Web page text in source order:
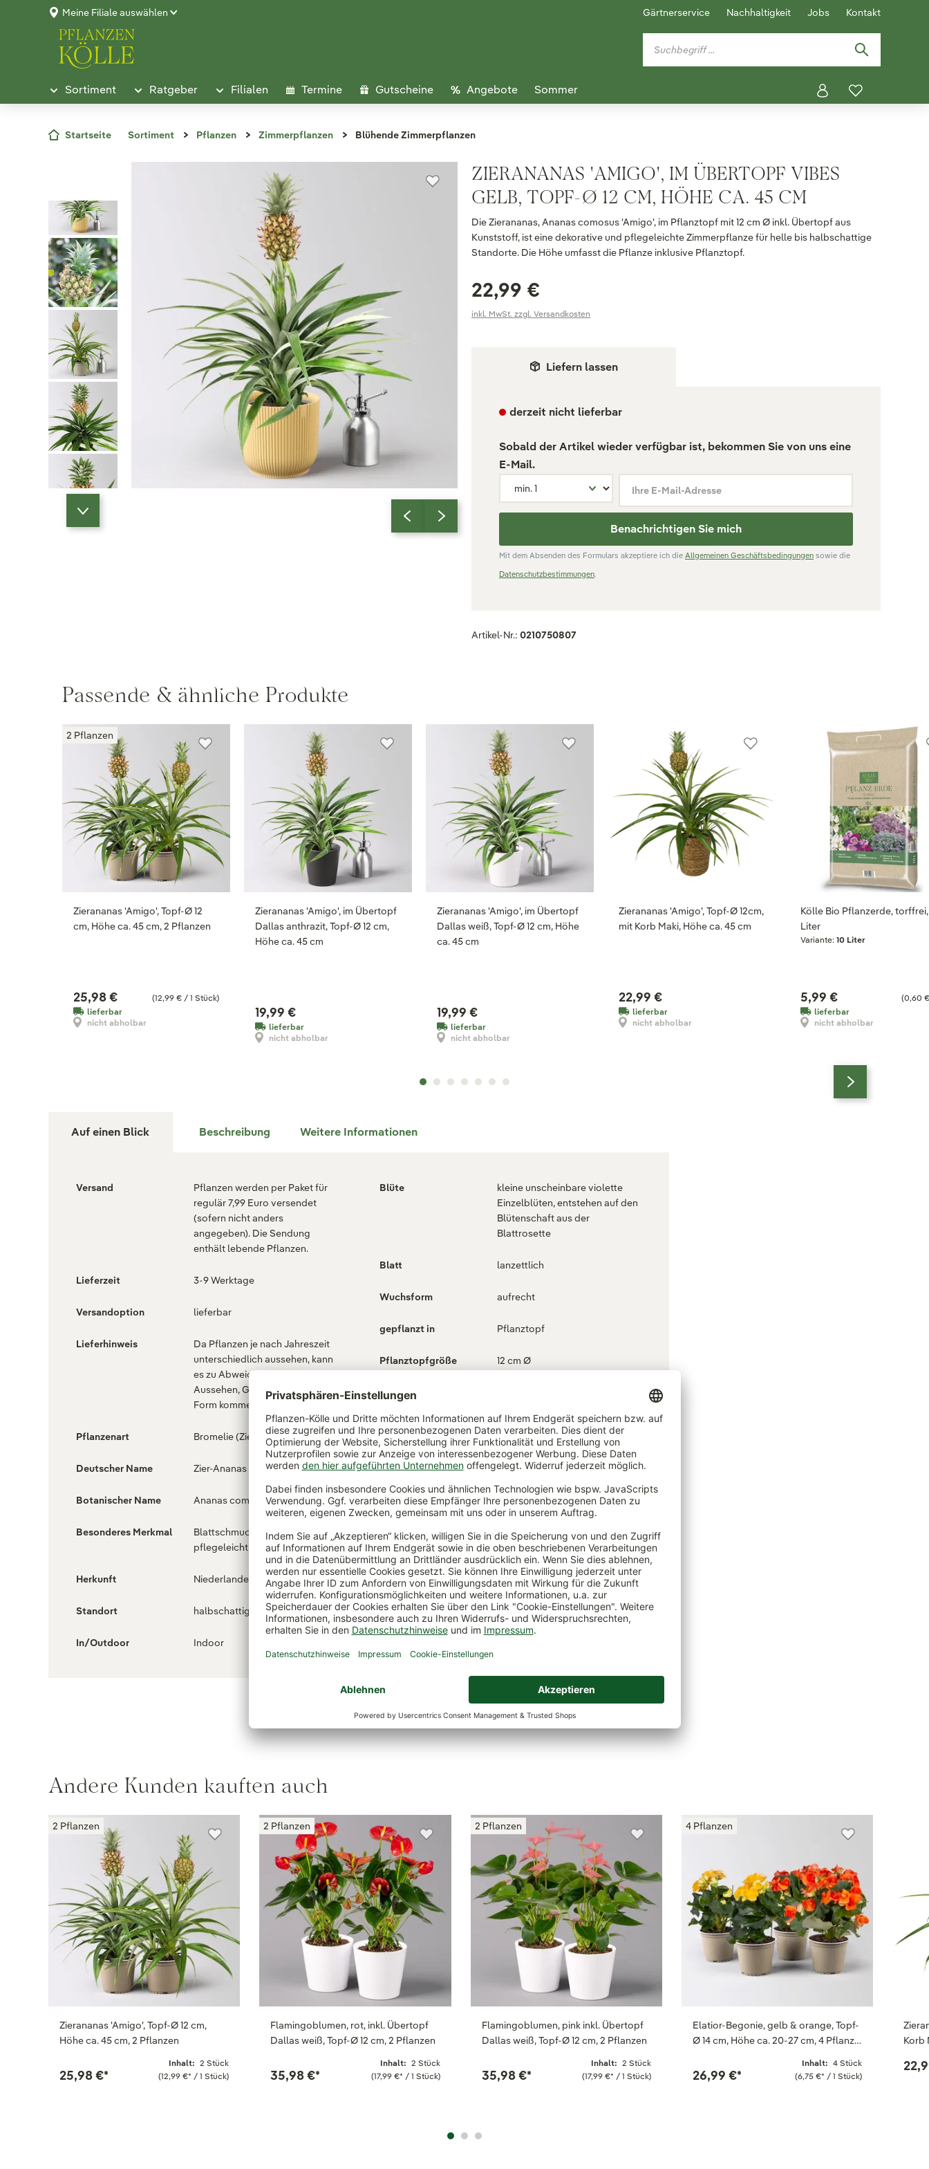
Meine Filiale auswählen Gärtnerservice Nachhaltigkeit Jobs Kontakt
Sortiment Ratgeber Filialen Termine Gutscheine Angebote Sommer
Startseite Sortiment Pflanzen Zimmerpflanzen Blühende Zimmerpflanzen
ZIERANANAS 'AMIGO', IM ÜBERTOPF VIBES
GELB, TOPF-Ø 12 CM, HÖHE CA. 45 CM
Die Zierananas, Ananas comosus 'Amigo', im Pflanztopf mit 12 cm Ø inkl. Übertopf aus
Kunststoff, ist eine dekorative und pflegeleichte Zimmerpflanze für helle bis halbschattige
Standorte. Die Höhe umfasst die Pflanze inklusive Pflanztopf.
22,99 €
inkl. MwSt. zzgl. Versandkosten
Liefern lassen
derzeit nicht lieferbar
Sobald der Artikel wieder verfügbar ist, bekommen Sie von uns eine
E-Mail.
Ihre E-Mail-Adresse
Benachrichtigen Sie mich
Mit dem Absenden des Formulars akzeptiere ich die Allgemeinen Geschäftsbedingungen sowie die
Datenschutzbestimmungen.
Artikel-Nr.: 0210750807
Passende & ähnliche Produkte
2 Pflanzen
Zierananas 'Amigo', Topf-Ø 12
cm, Höhe ca. 45 cm, 2 Pflanzen
(12,99 € / 1 Stück)
25,98 €
lieferbar
nicht abholbar
Zierananas 'Amigo', im Übertopf
Dallas anthrazit, Topf-Ø 12 cm,
Höhe ca. 45 cm
19,99 €
lieferbar
nicht abholbar
Zierananas 'Amigo', im Übertopf
Dallas weiß, Topf-Ø 12 cm, Höhe
ca. 45 cm
19,99 €
lieferbar
nicht abholbar
Zierananas 'Amigo', Topf-Ø 12cm,
mit Korb Maki, Höhe ca. 45 cm
22,99 €
lieferbar
nicht abholbar
Kölle Bio Pflanzerde, torffrei,
Liter
Variante:10 Liter
(0,60
5,99 €
lieferbar
nicht abholbar
Auf einen Blick Beschreibung Weitere Informationen
Versand
Pflanzen werden per Paket für
regulär 7,99 Euro versendet
(sofern nicht anders
angegeben). Die Sendung
enthält lebende Pflanzen.
Lieferzeit 3-9 Werktage
Versandoption lieferbar
Lieferhinweis
Da Pflanzen je nach Jahreszeit
unterschiedlich aussehen, kann
es zu Abweichungen in
Aussehen, Größe, Farbe und
Form kommen.
Pflanzenart Bromelie (Zierananas)
Deutscher Name Zier-Ananas
Botanischer Name Ananas comosus 'Amigo'
Besonderes Merkmal
Blattschmuckpflanze ,
pflegeleicht , ungiftig
Herkunft Niederlande
Standort halbschattig
In/Outdoor Indoor
Blüte
kleine unscheinbare violette
Einzelblüten, entstehen auf den
Blütenschaft aus der
Blattrosette
Blatt lanzettlich
Wuchsform aufrecht
gepflanzt in Pflanztopf
Pflanztopfgröße 12 cm Ø
Übertopf
Temperatur 18-25°C
Verwendungszweck
Zierpflanze für den
Innenbereich, Geschenkidee,
Tischdeko,
Fensterbankpflanzen, im
Sommer an einen
halbschattigen Standort für den
Aussenbereich geeignet
Frucht Zier Ananas
Wasserbedarf mäßig
Andere Kunden kauften auch
2 Pflanzen
Zierananas 'Amigo', Topf-Ø 12 cm,
Höhe ca. 45 cm, 2 Pflanzen
Inhalt: 2 Stück
(12,99 €* / 1 Stück)
25,98 €*
2 Pflanzen
Flamingoblumen, rot, inkl. Übertopf
Dallas weiß, Topf-Ø 12 cm, 2 Pflanzen
Inhalt: 2 Stück
(17,99 €* / 1 Stück)
35,98 €*
2 Pflanzen
Flamingoblumen, pink inkl. Übertopf
Dallas weiß, Topf-Ø 12 cm, 2 Pflanzen
Inhalt: 2 Stück
(17,99 €* / 1 Stück)
35,98 €*
4 Pflanzen
Elatior-Begonie, gelb & orange, Topf-
Ø 14 cm, Höhe ca. 20-27 cm, 4 Pflanz…
Inhalt: 4 Stück
(6,75 €* / 1 Stück)
26,99 €*
Korb